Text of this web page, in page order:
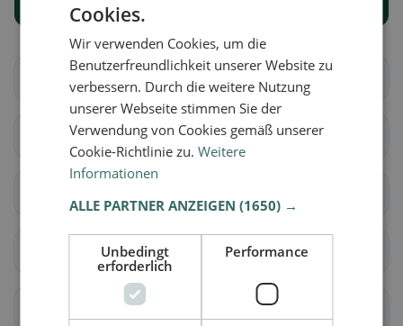
Waltenstein
Aeugst am Albis Affoltern am Albis
Kappel am Albis
Maschwanden
Cookies.
Wir verwenden Cookies, um die
Benutzerfreundlichkeit unserer Website zu
verbessern. Durch die weitere Nutzung
unserer Webseite stimmen Sie der
Verwendung von Cookies gemäß unserer
Cookie-Richtlinie zu.Weitere
Informationen
ALLE PARTNER ANZEIGEN(1650) →
Unbedingt
erforderlich
Performance